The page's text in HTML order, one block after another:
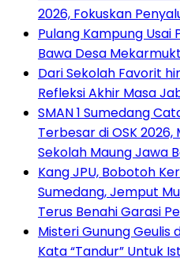
2026, Fokuskan
Pulang Kampung Usai
Bawa Desa
Dari Sekolah Favorit
Refleksi Akhir Masa
SMAN 1 Sumedang
Terbesar di OSK
Sekolah Maung Jawa
Kang JPU, Bobotoh
Sumedang, Jemput
Terus Benahi Garasi
Misteri Gunung
Kata “Tandur” Untuk